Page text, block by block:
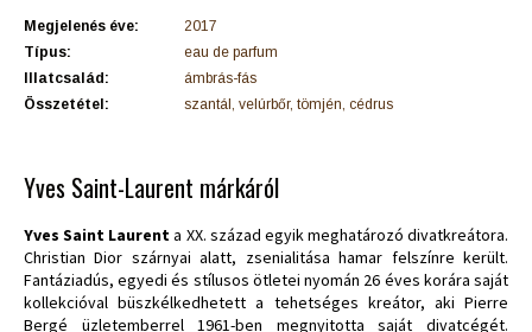
Megjelenés éve:
2017
Típus:
eau de parfum
Illatcsalád:
ámbrás-fás
Összetétel:
szantál, velúrbőr, tömjén, cédrus
Yves Saint-Laurent márkáról
Yves Saint Laurenta XX. század egyik meghatározó divatkreátora.
Christian Dior szárnyai alatt, zsenialitása hamar felszínre került.
Fantáziadús, egyedi és stílusos ötletei nyomán 26 éves korára saját
kollekcióval büszkélkedhetett a tehetséges kreátor, aki Pierre
Bergé üzletemberrel 1961-ben megnyitotta saját divatcégét.